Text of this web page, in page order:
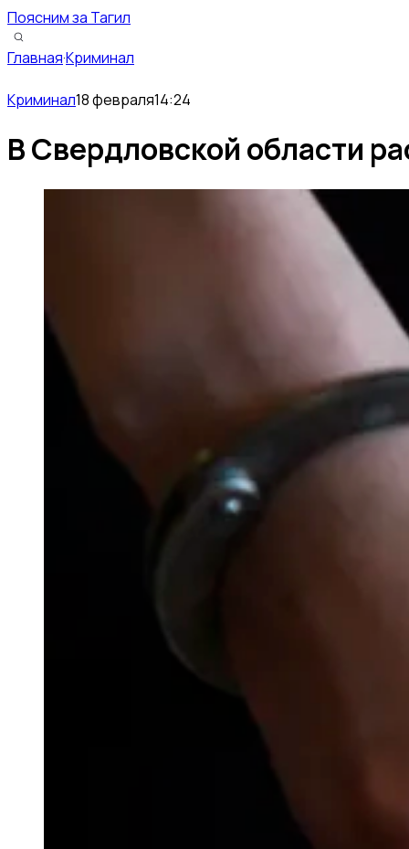
Поясним за Тагил
Главная·Криминал
Криминал18 февраля14:24
В Свердловской области